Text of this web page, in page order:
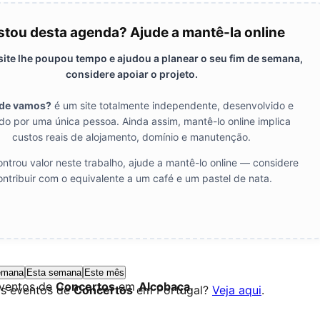
desta agenda? Ajude a mantê-la online
lhe poupou tempo e ajudou a planear o seu fim de semana,
considere apoiar o projeto.
vamos? é um site totalmente independente, desenvolvido e
por uma única pessoa. Ainda assim, mantê-lo online implica
custos reais de alojamento, domínio e manutenção.
valor neste trabalho, ajude a mantê-lo online — considere
com o equivalente a um café e um pastel de nata.
Esta semana Este mês
de ConcertosemAlcobaça.
eventos deConcertosem Portugal? Veja aqui.